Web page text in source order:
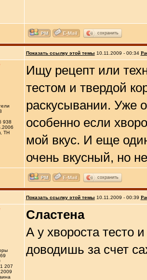
сохранить
Показать ссылку этой темы 10.11.2009 - 00:34
938
TH
Ищу рецепт или
тестом и твердой
раскусывании. Уже
особенно если
мой вкус. И еще
очень вкусный, но
сохранить
Показать ссылку этой темы 10.11.2009 - 00:39
207
Сластена
А у хвороста тесто
доводишь за счет